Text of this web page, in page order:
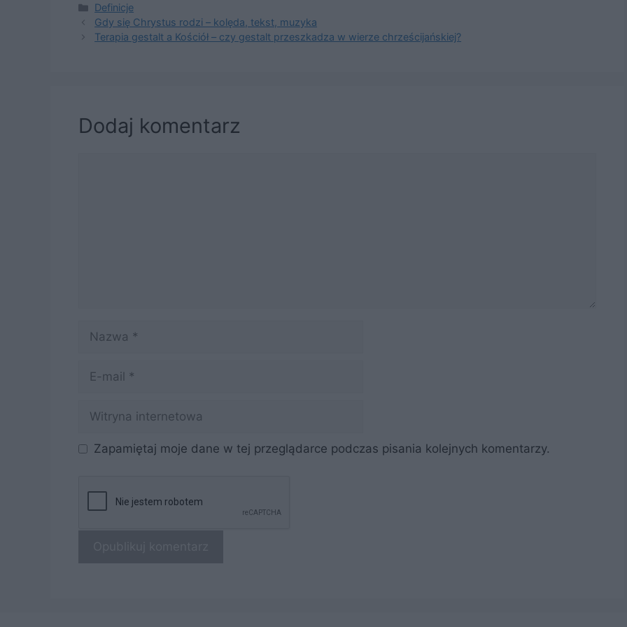
Kategorie
Definicje
Gdy się Chrystus rodzi – kolęda, tekst, muzyka
Terapia gestalt a Kościół – czy gestalt przeszkadza w wierze chrześcijańskiej?
Dodaj komentarz
internetowa
Zapamiętaj moje dane w tej przeglądarce podczas pisania kolejnych komentarzy.